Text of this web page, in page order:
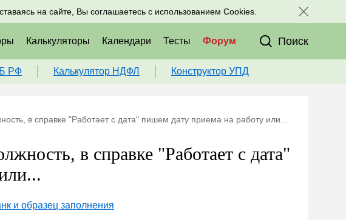
на сайте, Вы соглашаетесь с использованием Cookies.
Присоединяйтесь к нам в соц. сетях:
Калькуляторы Календари Тесты Форум Поиск
РФ Калькулятор НДФЛ Конструктор УПД
в справке "Работает с дата" пишем дату приема на работу или...
в справке "Работает с дата"
и образец заполнения